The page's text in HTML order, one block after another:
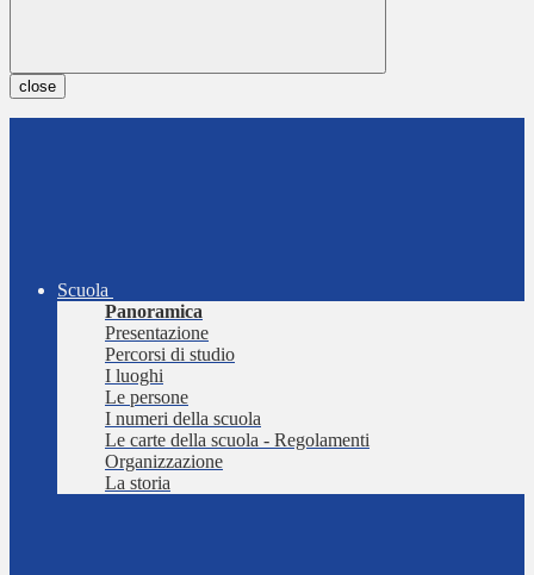
close
Scuola
Panoramica
Presentazione
Percorsi di studio
I luoghi
Le persone
I numeri della scuola
Le carte della scuola - Regolamenti
Organizzazione
La storia